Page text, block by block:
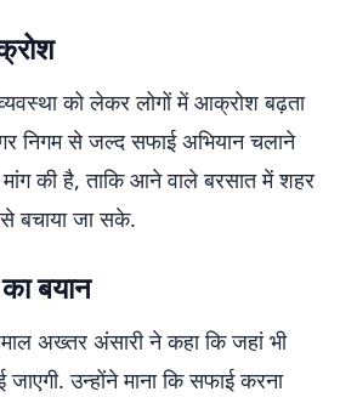
को लेकर लोगों में आक्रोश बढ़ता
निगम से जल्द सफाई अभियान चलाने
की है, ताकि आने वाले बरसात में शहर
बचाया जा सके.
बयान
अख्तर अंसारी ने कहा कि जहां भी
उन्होंने माना कि सफाई करना